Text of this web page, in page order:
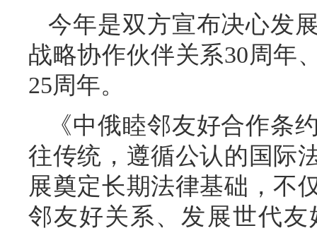
今年是双方宣布决心发
战略协作伙伴关系30周年
25周年。
《中俄睦邻友好合作条
往传统，遵循公认的国际
展奠定长期法律基础，不
邻友好关系、发展世代